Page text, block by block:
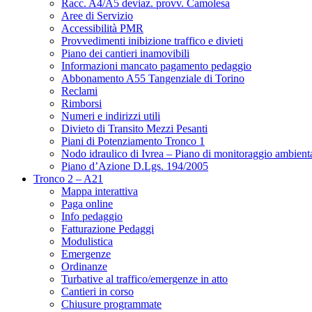
Racc. A4/A5 deviaz. provv. Camolesa
Aree di Servizio
Accessibilità PMR
Provvedimenti inibizione traffico e divieti
Piano dei cantieri inamovibili
Informazioni mancato pagamento pedaggio
Abbonamento A55 Tangenziale di Torino
Reclami
Rimborsi
Numeri e indirizzi utili
Divieto di Transito Mezzi Pesanti
Piani di Potenziamento Tronco 1
Nodo idraulico di Ivrea – Piano di monitoraggio
Piano d’Azione D.Lgs. 194/2005
Tronco 2 – A21
Mappa interattiva
Paga online
Info pedaggio
Fatturazione Pedaggi
Modulistica
Emergenze
Ordinanze
Turbative al traffico/emergenze in atto
Cantieri in corso
Chiusure programmate